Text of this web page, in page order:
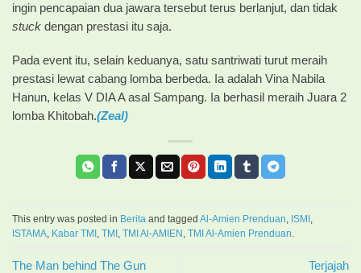
ingin pencapaian dua jawara tersebut terus berlanjut, dan tidak
stuck dengan prestasi itu saja.
Pada event itu, selain keduanya, satu santriwati turut meraih
prestasi lewat cabang lomba berbeda. Ia adalah Vina Nabila
Hanun, kelas V DIA A asal Sampang. Ia berhasil meraih Juara 2
lomba Khitobah.(Zeal)
This entry was posted in Berita and tagged Al-Amien Prenduan ISMI
ISTAMA Kabar TMI TMI TMI Al-AMIEN TMI Al-Amien Prenduan
The Man behind The Gun Terjajah